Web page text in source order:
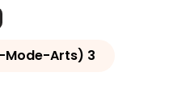
Mode-Arts) 3